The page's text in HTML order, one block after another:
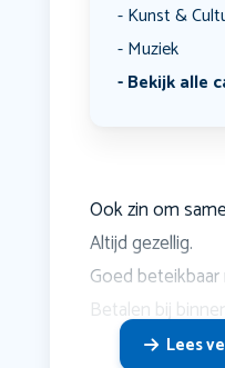
Kunst &
Muziek
Bekijk alle
Ook zin om
Altijd gezellig.
Goed
Betalen bij
Lees